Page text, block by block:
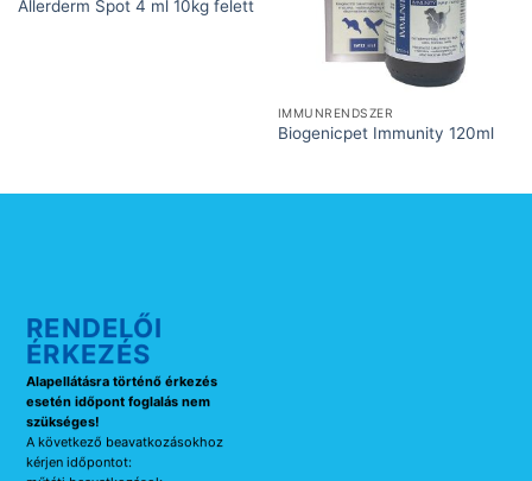
Allerderm Spot 4 ml 10kg felett
IMMUNRENDSZER
Biogenicpet Immunity 120ml
RENDELŐI
ÉRKEZÉS
Alapellátásra történő érkezés
esetén időpont foglalás nem
szükséges!
A következő beavatkozásokhoz
kérjen időpontot: